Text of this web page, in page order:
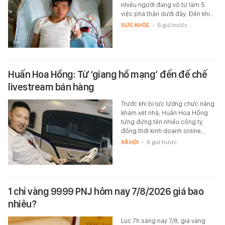
nhiều người đang vô tư làm 5
việc phá thận dưới đây. Đến khi…
SỨC KHỎE - 6 giờ trước
Huấn Hoa Hồng: Từ ‘giang hồ mạng’ đến đế chế
livestream bán hàng
Trước khi bị lực lượng chức năng
khám xét nhà, Huấn Hoa Hồng
từng đứng tên nhiều công ty,
đồng thời kinh doanh online,…
XÃ HỘI - 6 giờ trước
1 chỉ vàng 9999 PNJ hôm nay 7/8/2026 giá bao
nhiêu?
Lúc 7h sáng nay 7/8, giá vàng